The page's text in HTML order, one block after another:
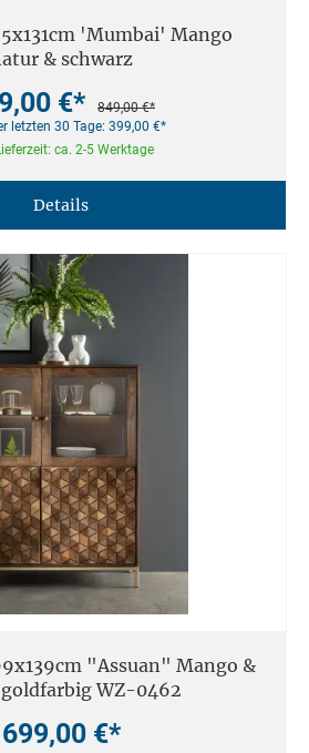
'Mumbai' Mango
& schwarz
€*
849,00 €*
letzten 30 Tage: 399,00 €*
ca. 2-5 Werktage
Details
"Assuan" Mango &
WZ-0462
699,00 €*